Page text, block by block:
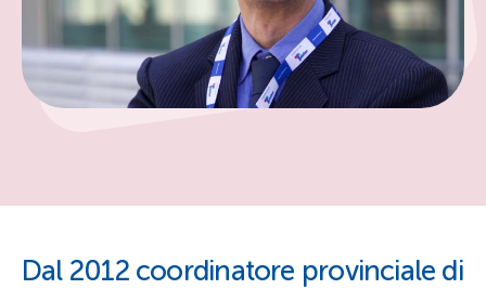
Dal 2012 coordinatore provinciale di